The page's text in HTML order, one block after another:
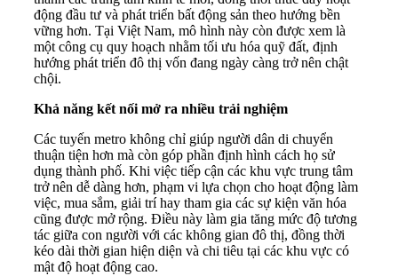
động đầu tư và phát triển bất động sản theo hướng bền
vững hơn. Tại Việt Nam, mô hình này còn được xem là
một công cụ quy hoạch nhằm tối ưu hóa quỹ đất, định
hướng phát triển đô thị vốn đang ngày càng trở nên chật
chội.
Khả năng kết nối mở ra nhiều trải nghiệm
Các tuyến metro không chỉ giúp người dân di chuyển
thuận tiện hơn mà còn góp phần định hình cách họ sử
dụng thành phố. Khi việc tiếp cận các khu vực trung tâm
trở nên dễ dàng hơn, phạm vi lựa chọn cho hoạt động làm
việc, mua sắm, giải trí hay tham gia các sự kiện văn hóa
cũng được mở rộng. Điều này làm gia tăng mức độ tương
tác giữa con người với các không gian đô thị, đồng thời
kéo dài thời gian hiện diện và chi tiêu tại các khu vực có
mật độ hoạt động cao.